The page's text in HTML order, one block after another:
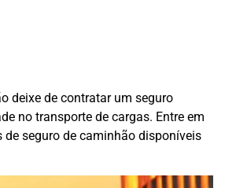
deixe de contratar um seguro
no transporte de cargas. Entre em
de seguro de caminhão disponíveis